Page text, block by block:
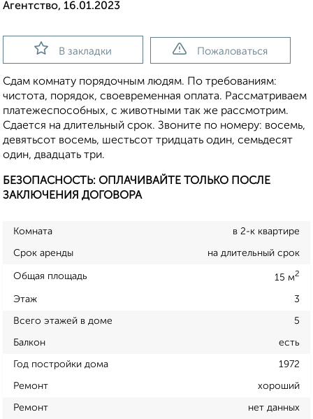
Агентство, 16.01.2023
В закладки Пожаловаться
Сдам комнату порядочным людям. По требованиям:
чистота, порядок, своевременная оплата. Рассматриваем
платежеспособных, с животными так же рассмотрим.
Сдается на длительный срок. Звоните по номеру: восемь,
девятьсот восемь, шестьсот тридцать один, семьдесят
один, двадцать три.
БЕЗОПАСНОСТЬ: ОПЛАЧИВАЙТЕ ТОЛЬКО ПОСЛЕ
ЗАКЛЮЧЕНИЯ ДОГОВОРА
Комната в 2-к квартире
Срок аренды на длительный срок
Общая площадь 15 м2
Этаж 3
Всего этажей в доме 5
Балкон есть
Год постройки дома 1972
Ремонт хороший
Ремонт нет данных